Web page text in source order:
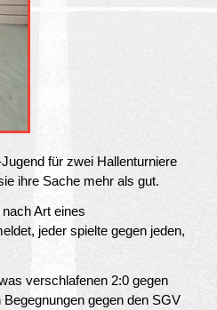
für zwei Hallenturniere
ihre Sache mehr als gut.
Art eines
jeder spielte gegen jeden,
verschlafenen 2:0 gegen
gegen den SGV